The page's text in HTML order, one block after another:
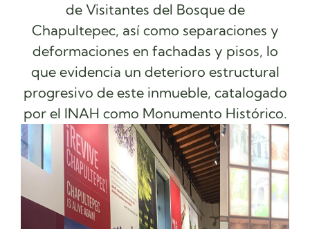
de Visitantes del Bosque de
Chapultepec, así como separaciones y
deformaciones en fachadas y pisos, lo
que evidencia un deterioro estructural
progresivo de este inmueble, catalogado
por el INAH como Monumento Histórico.